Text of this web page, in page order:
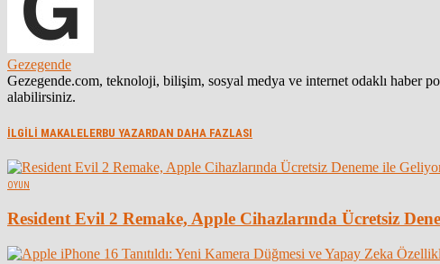
Gezegende
Gezegende.com, teknoloji, bilişim, sosyal medya ve internet odaklı haber
alabilirsiniz.
İLGİLİ MAKALELERBU YAZARDAN DAHA FAZLASI
OYUN
Resident Evil 2 Remake, Apple Cihazlarında Ücretsiz